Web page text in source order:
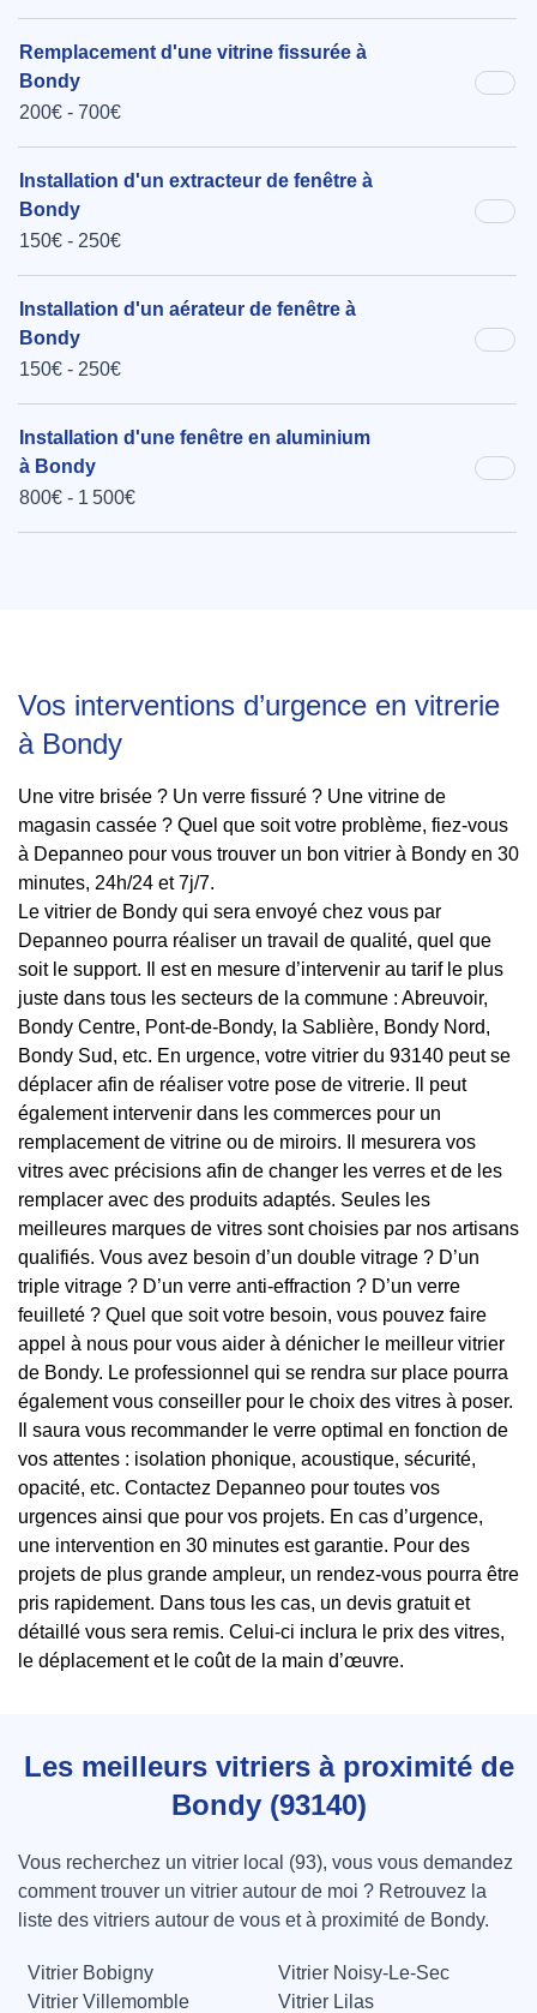
Remplacement d'une vitrine fissurée à
Bondy
200€ - 700€
Installation d'un extracteur de fenêtre à
Bondy
150€ - 250€
Installation d'un aérateur de fenêtre à
Bondy
150€ - 250€
Installation d'une fenêtre en aluminium
à Bondy
800€ - 1 500€
Vos interventions d’urgence en vitrerie
à Bondy
Une vitre brisée ? Un verre fissuré ? Une vitrine de
magasin cassée ? Quel que soit votre problème, fiez-vous
à Depanneo pour vous trouver un bon vitrier à Bondy en 30
minutes, 24h/24 et 7j/7.
Le vitrier de Bondy qui sera envoyé chez vous par
Depanneo pourra réaliser un travail de qualité, quel que
soit le support. Il est en mesure d’intervenir au tarif le plus
juste dans tous les secteurs de la commune : Abreuvoir,
Bondy Centre, Pont-de-Bondy, la Sablière, Bondy Nord,
Bondy Sud, etc. En urgence, votre vitrier du 93140 peut se
déplacer afin de réaliser votre pose de vitrerie. Il peut
également intervenir dans les commerces pour un
remplacement de vitrine ou de miroirs. Il mesurera vos
vitres avec précisions afin de changer les verres et de les
remplacer avec des produits adaptés. Seules les
meilleures marques de vitres sont choisies par nos artisans
qualifiés. Vous avez besoin d’un double vitrage ? D’un
triple vitrage ? D’un verre anti-effraction ? D’un verre
feuilleté ? Quel que soit votre besoin, vous pouvez faire
appel à nous pour vous aider à dénicher le meilleur vitrier
de Bondy. Le professionnel qui se rendra sur place pourra
également vous conseiller pour le choix des vitres à poser.
Il saura vous recommander le verre optimal en fonction de
vos attentes : isolation phonique, acoustique, sécurité,
opacité, etc. Contactez Depanneo pour toutes vos
urgences ainsi que pour vos projets. En cas d’urgence,
une intervention en 30 minutes est garantie. Pour des
projets de plus grande ampleur, un rendez-vous pourra être
pris rapidement. Dans tous les cas, un devis gratuit et
détaillé vous sera remis. Celui-ci inclura le prix des vitres,
le déplacement et le coût de la main d’œuvre.
Les meilleurs vitriers à proximité de
Bondy (93140)
Vous recherchez un vitrier local (93), vous vous demandez
comment trouver un vitrier autour de moi ? Retrouvez la
liste des vitriers autour de vous et à proximité de Bondy.
Vitrier Bobigny
Vitrier Noisy-Le-Sec
Vitrier Villemomble
Vitrier Lilas